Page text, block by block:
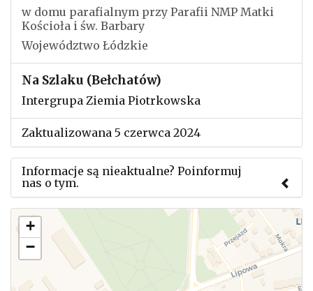
w domu parafialnym przy Parafii NMP Matki
Kościoła i św. Barbary
Województwo Łódzkie
Na Szlaku (Bełchatów)
Intergrupa Ziemia Piotrkowska
Zaktualizowana 5 czerwca 2024
Informacje są nieaktualne? Poinformuj
nas o tym.
Użyj tego formularza aby przesłać informację o
zmianach w powyższym mityngu.
+
−